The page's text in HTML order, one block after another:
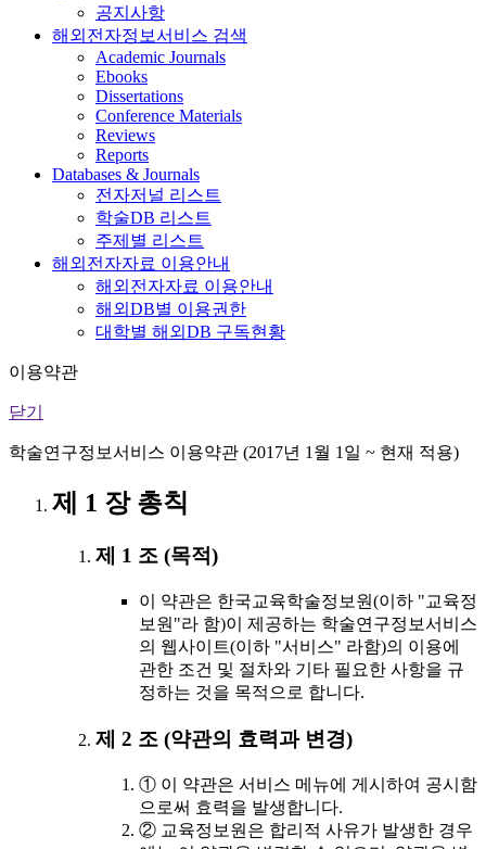
공지사항
해외전자정보서비스 검색
Academic Journals
Ebooks
Dissertations
Conference Materials
Reviews
Reports
Databases & Journals
전자저널 리스트
학술DB 리스트
주제별 리스트
해외전자자료 이용안내
해외전자자료 이용안내
해외DB별 이용권한
대학별 해외DB 구독현황
이용약관
닫기
학술연구정보서비스 이용약관 (2017년 1월 1일 ~ 현재 적용)
제 1 장 총칙
제 1 조 (목적)
이 약관은 한국교육학술정보원(이하 "교육정
보원"라 함)이 제공하는 학술연구정보서비스
의 웹사이트(이하 "서비스" 라함)의 이용에
관한 조건 및 절차와 기타 필요한 사항을 규
정하는 것을 목적으로 합니다.
제 2 조 (약관의 효력과 변경)
① 이 약관은 서비스 메뉴에 게시하여 공시함
으로써 효력을 발생합니다.
② 교육정보원은 합리적 사유가 발생한 경우